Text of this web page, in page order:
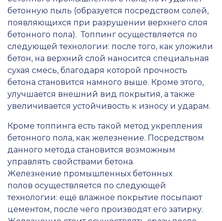
бетонную пыль (образуется посредством солей,
появляющихся при разрушении верхнего слоя
бетонного пола). Топпинг осуществляется по
следующей технологии: после того, как уложили
бетон, на верхний слой наносится специальная
сухая смесь, благодаря которой прочность
бетона становится намного выше. Кроме этого,
улучшается внешний вид покрытия, а также
увеличивается устойчивость к износу и ударам.
Кроме топпинга есть такой метод укрепления
бетонного пола, как железнение. Посредством
данного метода становится возможным
управлять свойствами бетона.
Железнение промышленных бетонных
полов осуществляется по следующей
технологии: ещё влажное покрытие посыпают
цементом, после чего производят его затирку.